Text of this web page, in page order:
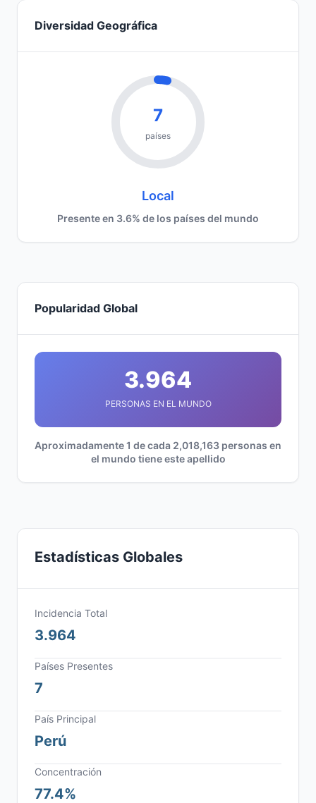
Diversidad Geográfica
7
países
Local
Presente en 3.6% de los países del mundo
Popularidad Global
3.964
PERSONAS EN EL MUNDO
Aproximadamente 1 de cada 2,018,163 personas en
el mundo tiene este apellido
Estadísticas Globales
Incidencia Total
3.964
Países Presentes
7
País Principal
Perú
Concentración
77.4%